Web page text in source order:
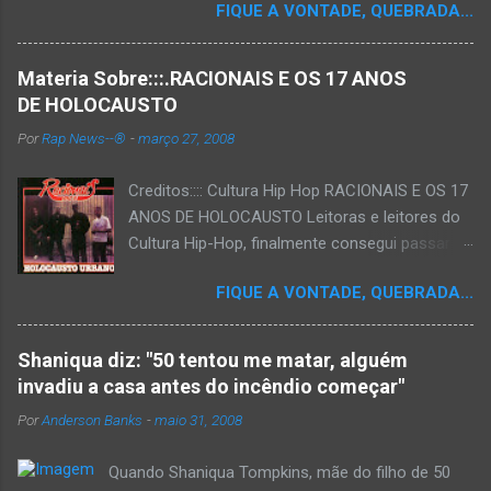
FIQUE A VONTADE, QUEBRADA...
Materia Sobre:::.RACIONAIS E OS 17 ANOS
DE HOLOCAUSTO
PorRap News--® -março 27, 2008
Creditos:::: Cultura Hip Hop RACIONAIS E OS 17
ANOS DE HOLOCAUSTO Leitoras e leitores do
Cultura Hip-Hop, finalmente consegui passar
que há muito tempo vinha maturando: uma
espécie de "ensaio-tributo" ao disco mais
importante do rap brasileiro, que completará 17
anos agora em 2008. Falo de "Holocausto
Urbano", do grupo paulistano Racionais MC's.
Como de costume, uma pequena digressão. É
que o brasileiro não tem memória. Fala-se
FIQUE A VONTADE, QUEBRADA...
Shaniqua diz: "50 tentou me matar, alguém
invadiu a casa antes do incêndio começar"
PorAnderson Banks -maio 31, 2008
Quando Shaniqua Tompkins, mãe do filho de 50